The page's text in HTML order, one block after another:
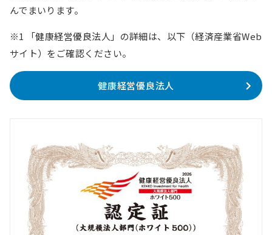
んでまいります。
※1 「健康経営優良法人」の詳細は、以下（経済産業省Web
サイト）をご確認ください。
健康経営優良法人